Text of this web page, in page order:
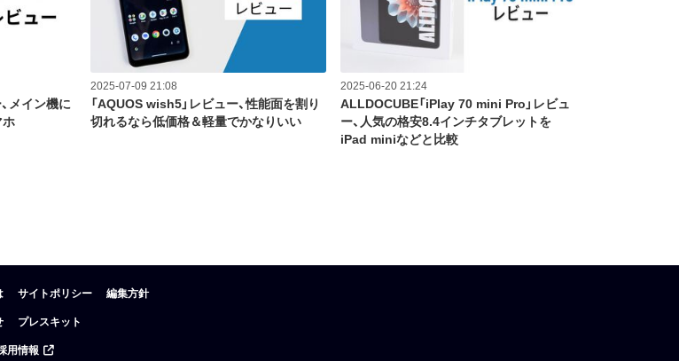
メイン機に
ホ
2025-07-09 21:08
「AQUOS wish5」レビュー、性能面を割り
切れるなら低価格＆軽量でかなりいい
2025-06-20 21:24
ALLDOCUBE「iPlay 70 mini Pro」レビュ
ー、人気の格安8.4インチタブレットを
iPad miniなどと比較
ページ
サイトポリシー 編集方針
プレスキット
用情報